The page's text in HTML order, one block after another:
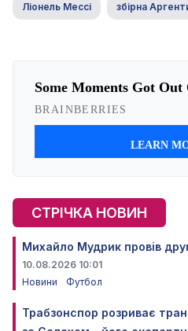
Ліонель Мессі збірна
СТРІЧКА НОВИН
Михайло Мудрик провів
10.08.2026 10:01
Новини
Футбол
Трабзонспор розриває